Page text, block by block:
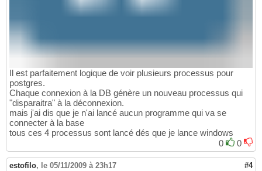
Il est parfaitement logique de voir plusieurs processus pour
postgres.
Chaque connexion à la DB génère un nouveau processus qui
"disparaitra" à la déconnexion.
mais j'ai dis que je n'ai lancé aucun programme qui va se
connecter à la base
tous ces 4 processus sont lancé dés que je lance windows
0
0
estofilo, le 05/11/2009 à 23h17 #4